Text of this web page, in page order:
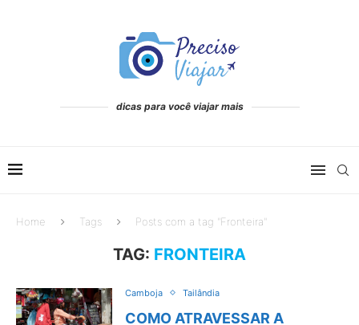
dicas para você viajar mais
Home Tags Posts com a tag "Fronteira"
TAG: FRONTEIRA
Camboja Tailândia
COMO ATRAVESSAR A